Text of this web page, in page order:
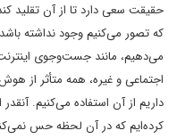
حقیقت سعی دارد تا از آن تقلید
که تصور می‌کنیم وجود نداشته باشد
می‌دهیم، مانند جست‌وجوی
اجتماعی و غیره، همه متأثر از
داریم از آن استفاده می‌کنیم.
کرده‌ایم که در آن لحظه حس